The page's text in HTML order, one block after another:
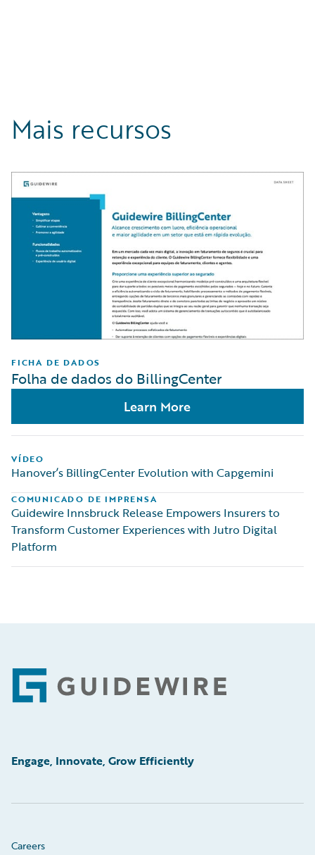
Mais recursos
FICHA DE DADOS
Folha de dados do BillingCenter
Learn More
VÍDEO
Hanover’s BillingCenter Evolution with Capgemini
COMUNICADO DE IMPRENSA
Guidewire Innsbruck Release Empowers Insurers to
Transform Customer Experiences with Jutro Digital
Platform
Footer
Engage, Innovate, Grow Efficiently
Careers